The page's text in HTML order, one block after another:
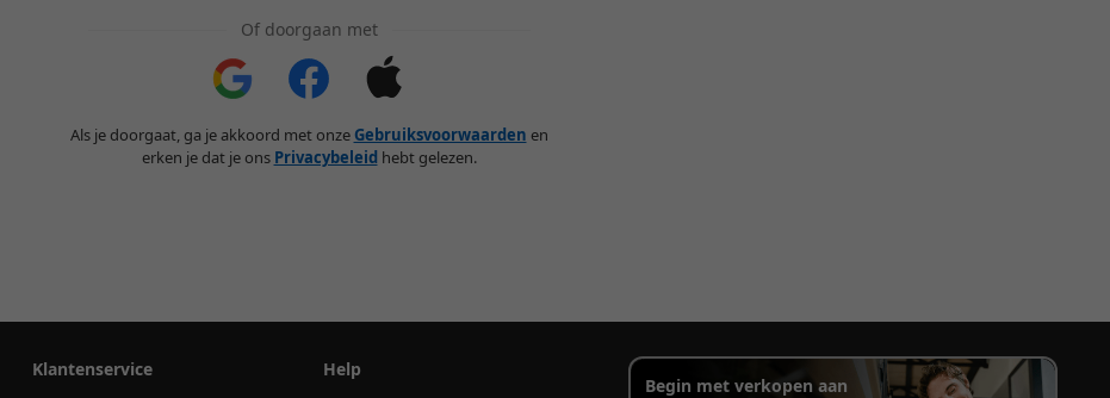
Of doorgaan met
Als je doorgaat, ga je akkoord met onze Gebruiksvoorwaarden en
erken je dat je ons Privacybeleid hebt gelezen.
Klantenservice Help
Begin met verkopen aan